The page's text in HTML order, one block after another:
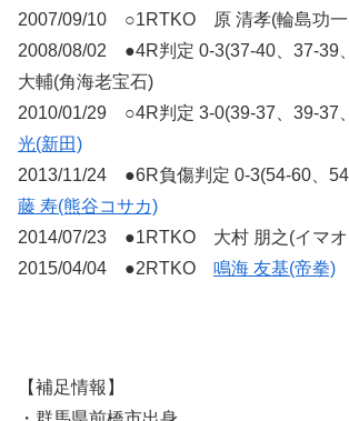
2007/09/10 ○1RTKO 原 清孝(輪島功
2008/08/02 ●4R判定 0-3(37-40、37-
大輔(角海老宝石)
2010/01/29 ○4R判定 3-0(39-37、39-37
光(新田)
2013/11/24 ●6R負傷判定 0-3(54-60、
藤 寿(熊谷コサカ)
2014/07/23 ●1RTKO 大村 朋之(イマ
2015/04/04 ●2RTKO 鳴海 友基(帝拳)
【補足情報】